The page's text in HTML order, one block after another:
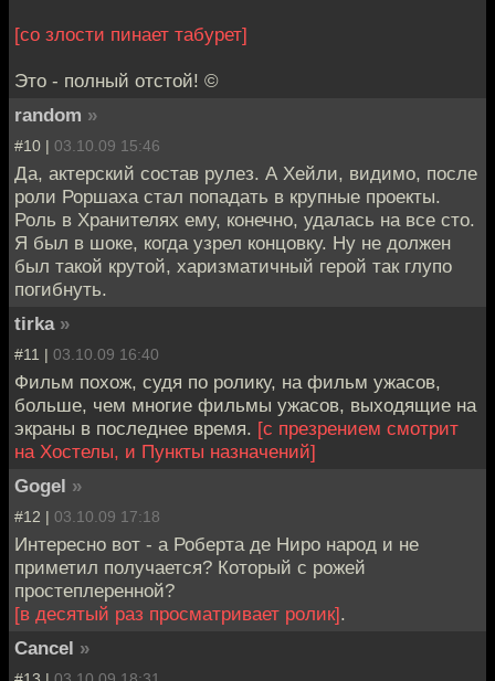
[со злости пинает табурет]
Это - полный отстой! ©
random »
#10 | 03.10.09 15:46
Да, актерский состав рулез. А Хейли, видимо, после
роли Роршаха стал попадать в крупные проекты.
Роль в Хранителях ему, конечно, удалась на все сто.
Я был в шоке, когда узрел концовку. Ну не должен
был такой крутой, харизматичный герой так глупо
погибнуть.
tirka »
#11 | 03.10.09 16:40
Фильм похож, судя по ролику, на фильм ужасов,
больше, чем многие фильмы ужасов, выходящие на
экраны в последнее время. [с презрением смотрит
на Хостелы, и Пункты назначений]
Gogel »
#12 | 03.10.09 17:18
Интересно вот - а Роберта де Ниро народ и не
приметил получается? Который с рожей
простеплеренной?
[в десятый раз просматривает ролик].
Cancel »